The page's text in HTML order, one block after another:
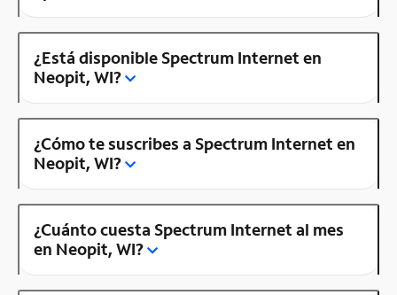
¿Está disponible Spectrum Internet en
Neopit, WI?
¿Cómo te suscribes a Spectrum Internet en
Neopit, WI?
¿Cuánto cuesta Spectrum Internet al mes
en Neopit, WI?